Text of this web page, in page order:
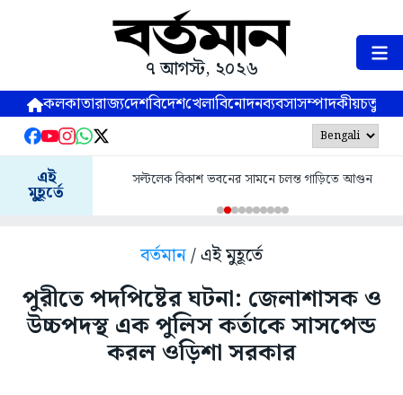
৭ আগস্ট, ২০২৬
কলকাতারাজ্যদেশবিদেশখেলাবিনোদনব্যবসাসম্পাদকীয়
এই
মুহূর্তে
সল্টলেক বিকাশ ভবনের সামনে চলন্ত গাড়িতে আগুন
বর্তমান/ এই মুহূর্তে
পুরীতে পদপিষ্টের ঘটনা: জেলাশাসক ও
উচ্চপদস্থ এক পুলিস কর্তাকে সাসপেন্ড
করল ওড়িশা সরকার